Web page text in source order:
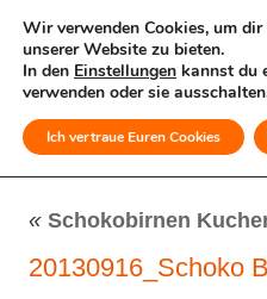
MENÜ
« Schokobirnen
20130916_Schoko
Wir verwenden Cookies, um
unserer Website zu bieten.
In den Einstellungen kannst du
verwenden oder sie
Ich vertraue Euren Cookies